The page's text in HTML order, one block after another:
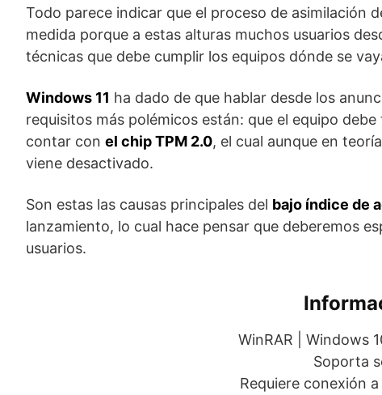
Todo parece indicar que el proceso de asimilación
medida porque a estas alturas muchos usuarios
técnicas que debe cumplir los equipos dónde se
Windows 11 ha dado de que hablar desde los
requisitos más polémicos están: que el equipo
contar con el chip TPM 2.0, el cual aunque en
viene desactivado.
Son estas las causas principales del bajo índice de
lanzamiento, lo cual hace pensar que deberemos
usuarios.
WinRAR | Windows
Soporta
Requiere conexión